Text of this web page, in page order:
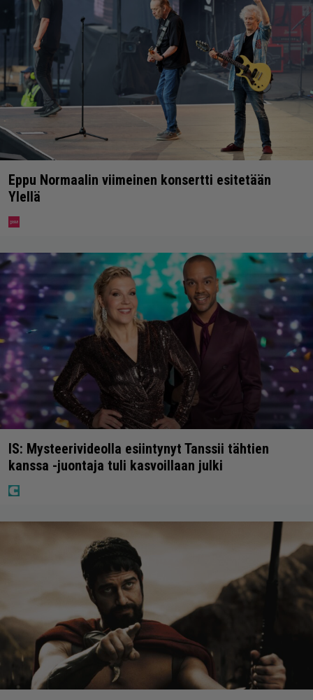
Eppu Normaalin viimeinen konsertti esitetään
Ylellä
IS: Mysteerivideolla esiintynyt Tanssii tähtien
kanssa -juontaja tuli kasvoillaan julki